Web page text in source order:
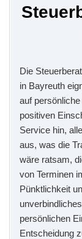
Die
in Bayreuth
auf
positiven
Service hin,
aus, was die
wäre ratsam,
von Terminen
Pünktlichkeit
persönlichen
Entscheidung